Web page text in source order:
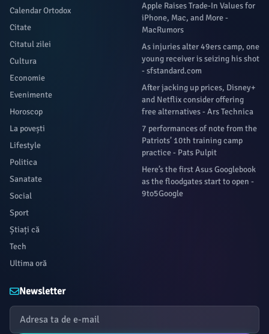
Calendar Ortodox
Citate
Citatul zilei
Cultura
Economie
Evenimente
Horoscop
La povești
Lifestyle
Politica
Sanatate
Social
Sport
Știați că
Tech
Ultima oră
Apple Raises Trade-In Values for
iPhone, Mac, and More -
MacRumors
As injuries alter 49ers camp, one
young receiver is seizing his shot
- sfstandard.com
After jacking up prices, Disney+
and Netflix consider offering
free alternatives - Ars Technica
7 performances of note from the
Patriots’ 10th training camp
practice - Pats Pulpit
Here’s the first Asus Googlebook
as the floodgates start to open -
9to5Google
Newsletter